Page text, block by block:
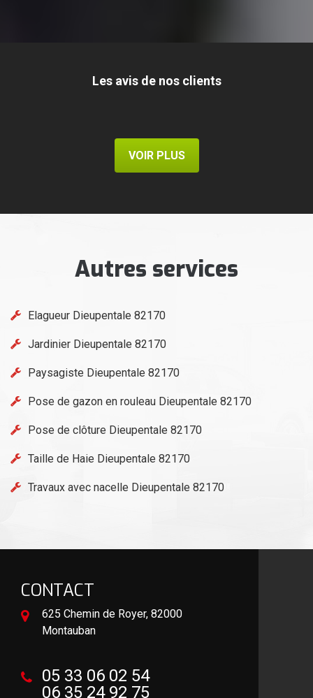
Les avis de nos clients
VOIR PLUS
Autres services
Elagueur Dieupentale 82170
Jardinier Dieupentale 82170
Paysagiste Dieupentale 82170
Pose de gazon en rouleau Dieupentale 82170
Pose de clôture Dieupentale 82170
Taille de Haie Dieupentale 82170
Travaux avec nacelle Dieupentale 82170
CONTACT
625 Chemin de Royer, 82000
Montauban
05 33 06 02 54
06 35 24 92 75